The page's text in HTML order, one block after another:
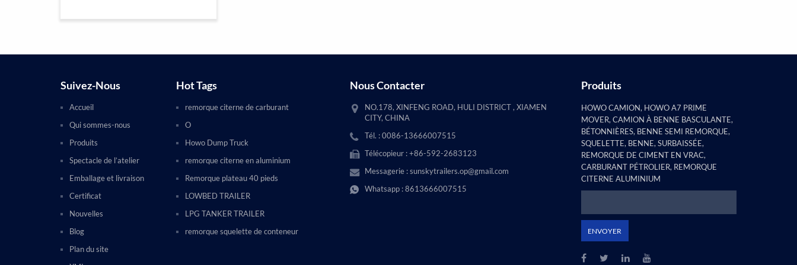
Suivez-Nous
Accueil
Qui sommes-nous
Produits
Spectacle de l’atelier
Emballage et livraison
Certificat
Nouvelles
Blog
Plan du site
Hot Tags
remorque citerne de carburant
O
Howo Dump Truck
remorque citerne en aluminium
Remorque plateau 40 pieds
LOWBED TRAILER
LPG TANKER TRAILER
remorque squelette de conteneur
Nous Contacter
NO.178, XINFENG ROAD, HULI DISTRICT , XIAMEN
CITY, CHINA
Tél. : 0086-13666007515
Télécopieur : +86-592-2683123
Messagerie :sunskytrailers.op@gmail.com
Whatsapp :8613666007515
Produits
HOWO CAMION, HOWO A7 PRIME
MOVER, CAMION À BENNE BASCULANTE,
BÉTONNIÈRES, BENNE SEMI REMORQUE,
SQUELETTE, BENNE, SURBAISSÉE,
REMORQUE DE CIMENT EN VRAC,
CARBURANT PÉTROLIER, REMORQUE
CITERNE ALUMINIUM